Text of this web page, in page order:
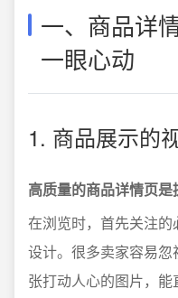
一、商品详
一眼心动
1. 商品展示的
高质量的商品详情页是
在浏览时，首先关注
设计。很多卖家容易
张打动人心的图片，